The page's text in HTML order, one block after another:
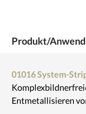
Produkt/
01016 System-
Entmetallisieren